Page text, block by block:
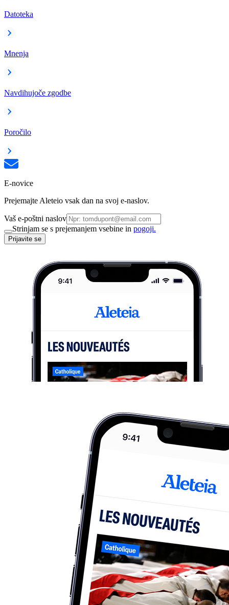
Datoteka
Mnenja
Navdihujoče zgodbe
Poročilo
E-novice
Prejemajte Aleteio vsak dan na svoj e-naslov.
Vaš e-poštni naslov
Strinjam se s prejemanjem vsebine in pogoji.
Prijavite se